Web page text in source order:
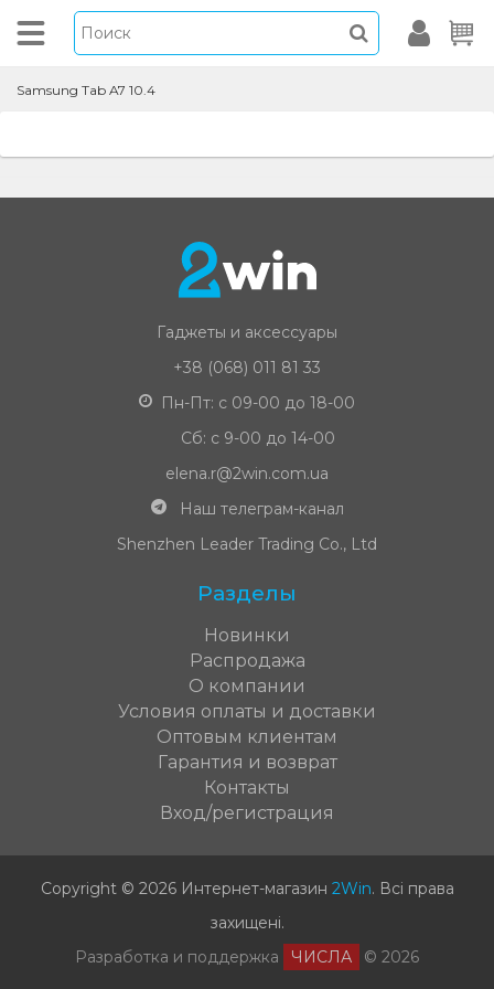
Samsung Tab A7 10.4
Гаджеты и аксессуары
+38 (068) 011 81 33
Пн-Пт: с 09-00 до 18-00
Сб: с 9-00 до 14-00
elena.r@2win.com.ua
Наш телеграм-канал
Shenzhen Leader Trading Co., Ltd
Разделы
Новинки
Распродажа
О компании
Условия оплаты и доставки
Оптовым клиентам
Гарантия и возврат
Контакты
Вход/регистрация
Copyright © 2026 Интернет-магазин 2Win. Всі права
захищені.
Разработка и поддержка
ЧИСЛА © 2026